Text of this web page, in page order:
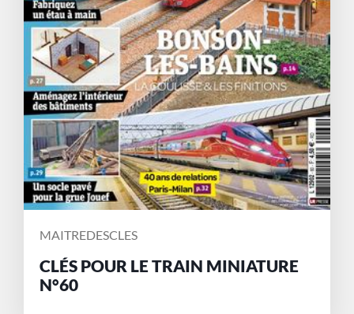
MAITREDESCLES
CLÉS POUR LE TRAIN MINIATURE
N°60